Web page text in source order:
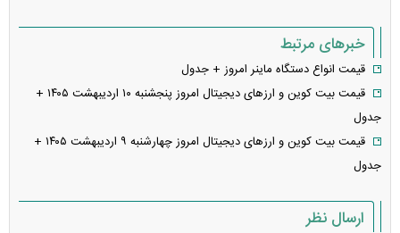
خبرهای مرتبط
قیمت انواع دستگاه ماینر امروز + جدول
قیمت بیت کوین و ارز‌های دیجیتال امروز پنجشنبه ۱۰ اردیبهشت ۱۴۰۵ +
جدول
قیمت بیت کوین و ارز‌های دیجیتال امروز چهارشنبه ۹ اردیبهشت ۱۴۰۵ +
جدول
ارسال نظر